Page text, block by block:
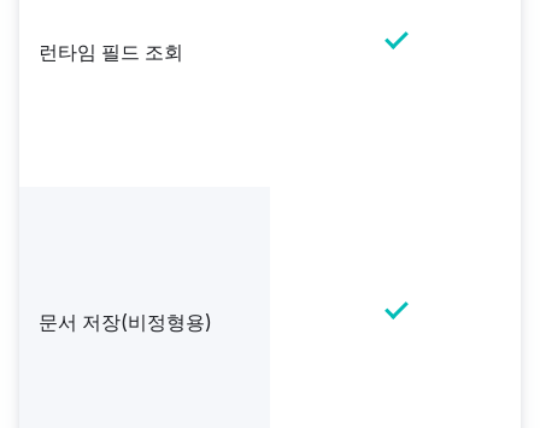
런타임 필드 조회
문서 저장(비정형용)